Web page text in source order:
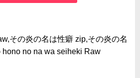
その炎の名は性癖 zip,その炎の名
hono no na wa seiheki Raw